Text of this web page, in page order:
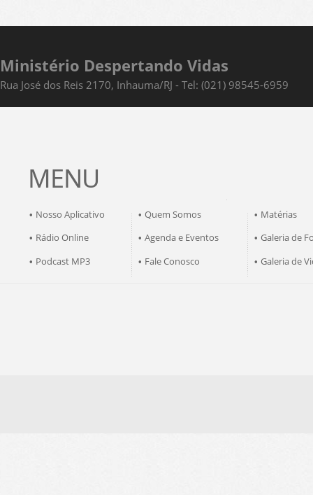
Ministério Despertando Vidas
Rua José dos Reis 2170, Inhauma/RJ - Tel: (021) 98545-6959
MENU
• Nosso Aplicativo • Quem Somos • Matérias
• Rádio Online • Agenda e Eventos • Galeria de
• Podcast MP3 • Fale Conosco • Galeria de